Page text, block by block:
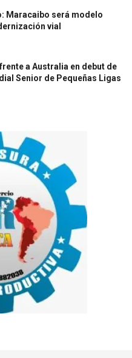
Maracaibo será modelo
vial
a Australia en debut de
Senior de Pequeñas Ligas